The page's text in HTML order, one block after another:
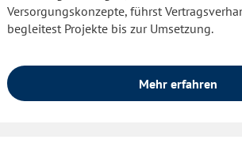
Versorgungskonzepte, führst
begleitest Projekte bis zur Umsetzung.
Mehr erfahren